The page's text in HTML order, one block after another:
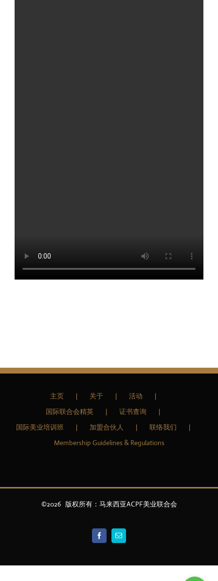
主页 关于
活动
国际联合会精英
证书查询
国际美业培训班
加盟合伙人
联络我们
Membership Guidelines & Regulations
©2026 版权所有：马来西亚ACPF美业联合会
FacebookEmail